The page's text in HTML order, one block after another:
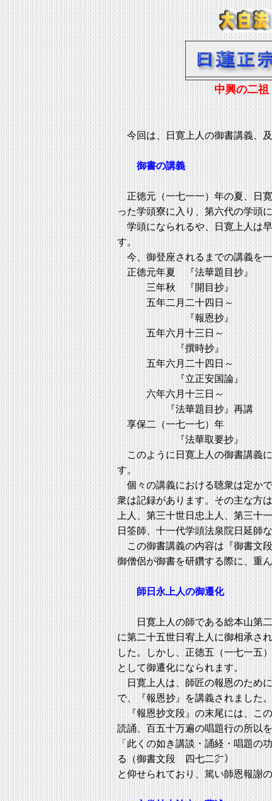
中興の二
ご生涯
今回は、日寛上人の御書講義、
御書の講義
正徳元（一七一一）年の夏、日
った学頭寮に入り、第六代の学頭
学頭になられるや、日寛上人は
す。
今、御登座されるまでの講義を
正徳元年夏 『法華題目抄』
三年秋 『開目抄』
五年二月二十四日～
『報恩抄』
五年六月十三日～
『撰時抄』
五年六月二十四日～
『立正安国論』
六年六月十三日～
『法華題目抄』再講
享保二（一七一七）年
『法華取要抄』
このように日寛上人の御書講義
す。
個々の講義における聴衆は定か
衆は記録があります。その主な方
上人、第三十世日忠上人、第三十
日筌師、十一代学頭法泉院日延師
この御書講義の内容は『御書文
御僧侶が御書を研鑽する際に、重
師日永上人の御遷化
日寛上人の師である総本山第二
に第二十五世日宥上人に御相承さ
した。しかし、正徳五（一七一五
として御遷化になられます。
日寛上人は、師匠の報恩のため
で、『報恩抄』を講義されました。
『報恩抄文段』の末尾には、こ
読誦、百五十万遍の唱題行の所以
「此くの如き講談・誦経・唱題の
る（御書文段 四七二㌻）
と仰せられており、篤い師恩報謝